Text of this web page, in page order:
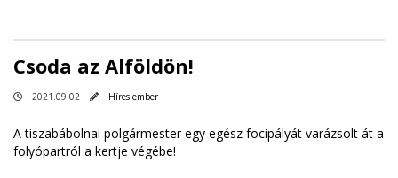
Csoda az Alföldön!
2021.09.02 Híres ember
A tiszabábolnai polgármester egy egész focipályát varázsolt át a
folyópartról a kertje végébe!